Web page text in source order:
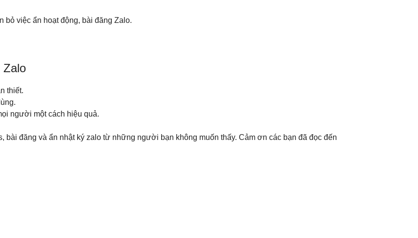
việc ẩn hoạt động, bài đăng Zalo.
Zalo
thiết.
người một cách hiệu quả.
bài đăng và ẩn nhật ký zalo từ những người bạn không muốn thấy. Cảm ơn các bạn đã đọc đến